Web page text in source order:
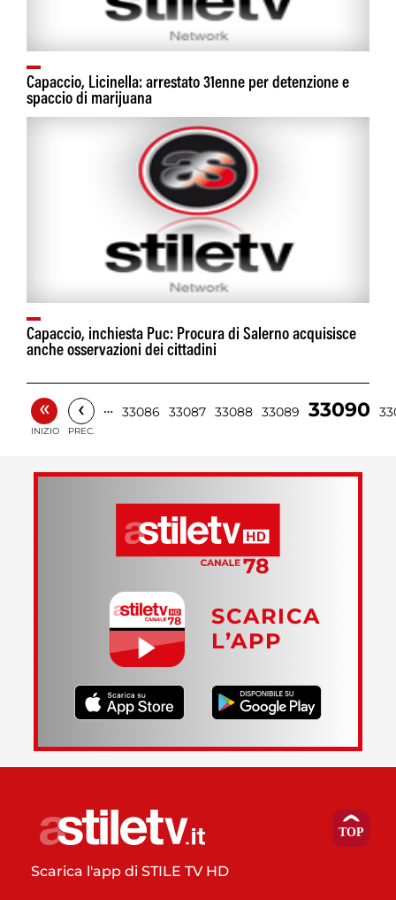
Capaccio, Licinella: arrestato 31enne per detenzione e
spaccio di marijuana
Capaccio, inchiesta Puc: Procura di Salerno acquisisce
anche osservazioni dei cittadini
«
INIZIO
‹
PREC.
… 33086 33087 33088 33089 33090
SCARICA
L’APP
Scarica l'app di STILE TV HD